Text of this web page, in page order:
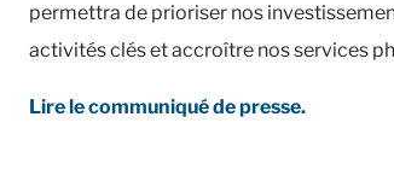
permettra de prioriser nos
activités clés et accroître nos services
Lire le communiqué de presse.